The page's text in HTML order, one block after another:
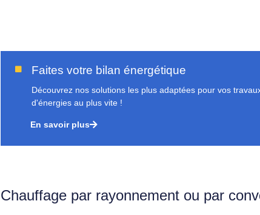
Faites votre bilan énergétique
Découvrez nos solutions les plus adaptées pour vos
d'énergies au plus vite !
En savoir plus
Chauffage par rayonnement ou par